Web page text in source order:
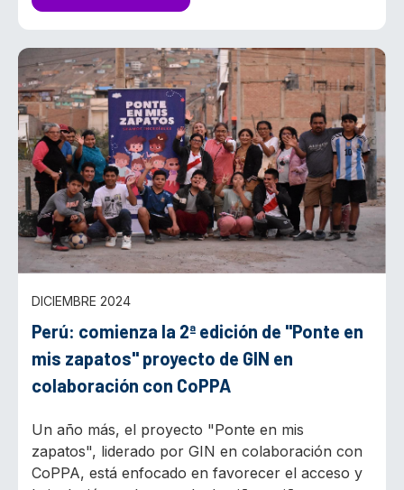
DICIEMBRE 2024
Perú: comienza la 2ª edición de "Ponte en
mis zapatos" proyecto de GIN en
colaboración con CoPPA
Un año más, el proyecto "Ponte en mis
zapatos", liderado por GIN en colaboración con
CoPPA, está enfocado en favorecer el acceso y